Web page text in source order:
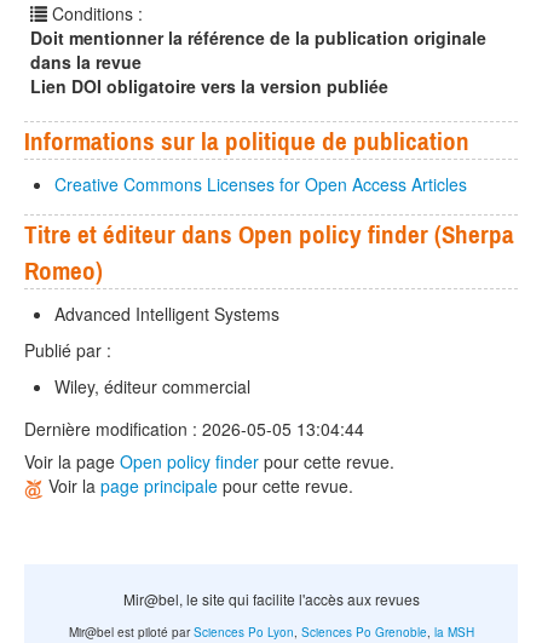
Conditions :
Doit mentionner la référence de la publication originale
dans la revue
Lien DOI obligatoire vers la version publiée
Informations sur la politique de publication
Creative Commons Licenses for Open Access Articles
Titre et éditeur dans Open policy finder (Sherpa
Romeo)
Advanced Intelligent Systems
Publié par :
Wiley, éditeur commercial
Dernière modification : 2026-05-05 13:04:44
Voir la page Open policy finder pour cette revue.
Voir la page principale pour cette revue.
Mir@bel, le site qui facilite l'accès aux revues
Mir@bel est piloté parSciences Po Lyon, Sciences Po Grenoble, la MSH